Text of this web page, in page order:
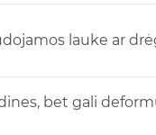
lauke ar
bet gali